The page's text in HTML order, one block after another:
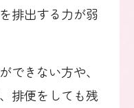
排出する力が弱
できない方や、
排便をしても残